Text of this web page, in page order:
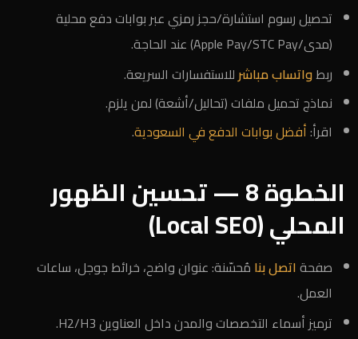
تحصيل رسوم استشارة/حجز رمزي عبر بوابات دفع محلية
(مدى/Apple Pay/STC Pay) عند الحاجة.
ربطواتساب مباشرللاستفسارات السريعة.
نماذج تحميل ملفات (تحاليل/أشعة) لمن يلزم.
اقرأ:أفضل بوابات الدفع في السعودية.
الخطوة 8 — تحسين الظهور
المحلي (Local SEO)
صفحةاتصل بنا مُحسّنة: عنوان واضح، خرائط جوجل، ساعات
العمل.
ترميز أسماء التخصصات والمدن داخل العناوين H2/H3.